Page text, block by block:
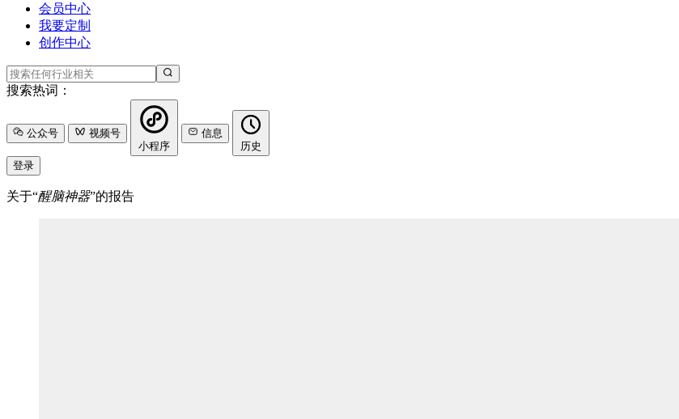
会员中心
我要定制
创作中心
搜索热词：
公众号
视频号
小程序
信息
历史
登录
关于“醒脑神器”的报告